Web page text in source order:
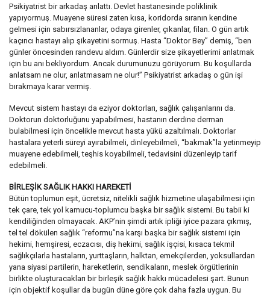
Psikiyatrist bir arkadaş anlattı. Devlet hastanesinde poliklinik
yapıyormuş. Muayene süresi zaten kısa, koridorda sıranın kendine
gelmesi için sabırsızlananlar, odaya girenler, çıkanlar, filan. O gün artık
kaçıncı hastayı alıp şikayetini sormuş. Hasta “Doktor Bey” demiş, “ben
günler öncesinden randevu aldım. Günlerdir size şikayetlerimi anlatmak
için bu anı bekliyordum. Ancak durumunuzu görüyorum. Bu koşullarda
anlatsam ne olur, anlatmasam ne olur!” Psikiyatrist arkadaş o gün işi
bırakmaya karar vermiş.
Mevcut sistem hastayı da eziyor doktorları, sağlık çalışanlarını da.
Doktorun doktorluğunu yapabilmesi, hastanın derdine derman
bulabilmesi için öncelikle mevcut hasta yükü azaltılmalı. Doktorlar
hastalara yeterli süreyi ayırabilmeli, dinleyebilmeli, “bakmak”la yetinmeyip
muayene edebilmeli, teşhis koyabilmeli, tedavisini düzenleyip tarif
edebilmeli.
BİRLEŞİK SAĞLIK HAKKI HAREKETİ
Bütün toplumun eşit, ücretsiz, nitelikli sağlık hizmetine ulaşabilmesi için
tek çare, tek yol kamucu-toplumcu başka bir sağlık sistemi. Bu tabii ki
kendiliğinden olmayacak. AKP’nin şimdi artık ipliği iyice pazara çıkmış,
tel tel dökülen sağlık “reformu”na karşı başka bir sağlık sistemi için
hekimi, hemşiresi, eczacısı, diş hekimi, sağlık işçisi, kısaca tekmil
sağlıkçılarla hastaların, yurttaşların, halktan, emekçilerden, yoksullardan
yana siyasi partilerin, hareketlerin, sendikaların, meslek örgütlerinin
birlikte oluşturacakları bir birleşik sağlık hakkı mücadelesi şart. Bunun
için objektif koşullar da bugün düne göre çok daha fazla uygun. Bu